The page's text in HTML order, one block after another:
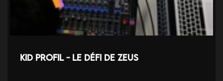
Kid Profil - Le défi de Zeus